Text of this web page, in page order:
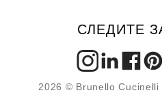
СЛЕДИТЕ
2026 © Brunello Cucinelli